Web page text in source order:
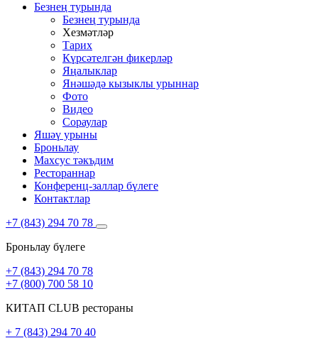
Безнең турында
Безнең турында
Хезмәтләр
Тарих
Күрсәтелгән фикерләр
Яңалыклар
Янәшәдә кызыклы урыннар
Фото
Видео
Сораулар
Яшәү урыны
Броньлау
Махсус тәкъдим
Рестораннар
Конференц-заллар бүлеге
Контактлар
+7 (843) 294 70 78
Броньлау бүлеге
+7 (843) 294 70 78
+7 (800) 700 58 10
КИТАП CLUB рестораны
+ 7 (843) 294 70 40